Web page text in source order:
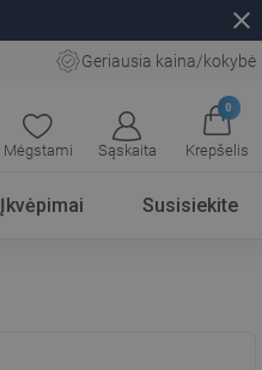
close
Geriausia kaina/kokybė
Mėgstami Sąskaita
0
Krepšelis
Įkvėpimai Susisiekite